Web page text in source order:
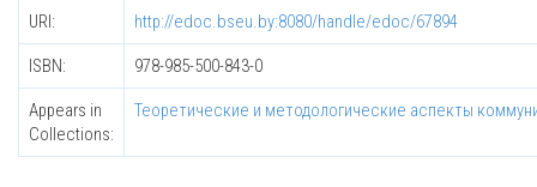
URI: http://edoc.bseu.by:8080/handle/edoc/67894
ISBN: 978-985-500-843-0
Appears in
Collections:
Теоретические и методологические аспекты